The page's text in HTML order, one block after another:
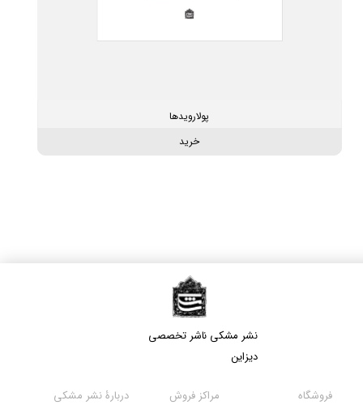
پولارویدها
خرید
نشر مشکی​​​​​​​ ناشر تخصصی
دیزاین
مراکز فروش
فروشگاه
دربارۀ نشر مشکی